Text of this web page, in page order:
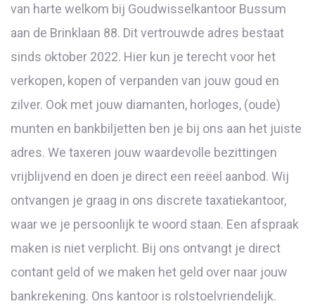
van harte welkom bij Goudwisselkantoor Bussum
aan de Brinklaan 88. Dit vertrouwde adres bestaat
sinds oktober 2022. Hier kun je terecht voor het
verkopen, kopen of verpanden van jouw goud en
zilver. Ook met jouw diamanten, horloges, (oude)
munten en bankbiljetten ben je bij ons aan het juiste
adres. We taxeren jouw waardevolle bezittingen
vrijblijvend en doen je direct een reëel aanbod. Wij
ontvangen je graag in ons discrete taxatiekantoor,
waar we je persoonlijk te woord staan. Een afspraak
maken is niet verplicht. Bij ons ontvangt je direct
contant geld of we maken het geld over naar jouw
bankrekening. Ons kantoor is rolstoelvriendelijk.